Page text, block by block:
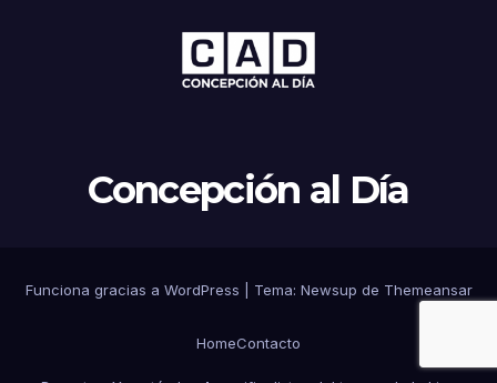
Concepción al Día
Funciona gracias a WordPress Tema: Newsup de Themeansar
HomeContacto